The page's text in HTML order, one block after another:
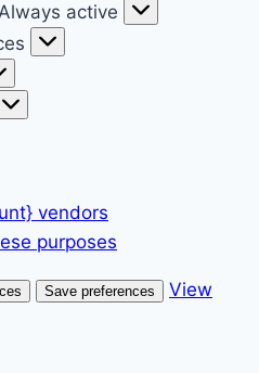
active
vendors
purposes
Save preferences
View